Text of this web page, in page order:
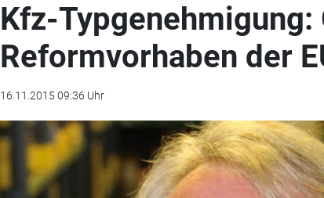
Kfz-Typgenehmigung:
Reformvorhaben der
16.11.2015 09:36 Uhr